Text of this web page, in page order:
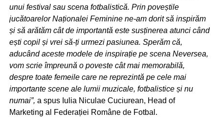
unui festival sau scena fotbalistică. Prin poveștile
jucătoarelor Naționalei Feminine ne-am dorit să inspirăm
și să arătăm cât de importantă este susținerea atunci când
ești copil și vrei să-ți urmezi pasiunea. Sperăm că,
aducând aceste modele de inspirație pe scena Neversea,
vom scrie împreună o poveste cât mai memorabilă,
despre toate femeile care ne reprezintă pe cele mai
importante scene ale lumii muzicale, fotbalistice și nu
numai”, a spus Iulia Niculae Cuciurean, Head of
Marketing al Federației Române de Fotbal.